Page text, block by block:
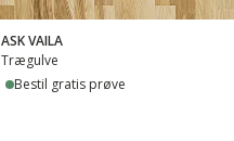
ASK VAILA
Trægulve
Bestil gratis prøve